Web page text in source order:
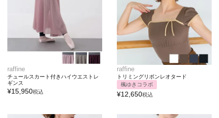
raffine
チュールスカート付きハイウエストレ
ギンス
¥15,950税込
raffine
トリミングリボンレオタード
楓ゆきコラボ
¥12,650税込